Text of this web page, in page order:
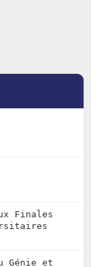
Finales
Génie et